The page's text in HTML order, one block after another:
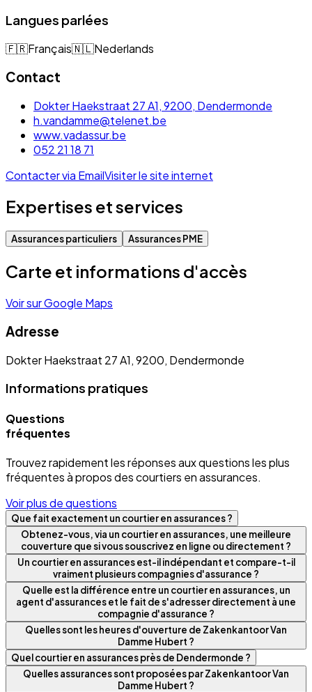
Langues parlées
🇫🇷Français🇳🇱Nederlands
Contact
Dokter Haekstraat 27 A1, 9200, Dendermonde
h.vandamme@telenet.be
www.vadassur.be
052 21 18 71
Contacter via EmailVisiter le site internet
Expertises et services
Assurances particuliers Assurances PME
Carte et informations d'accès
Voir sur Google Maps
Adresse
Dokter Haekstraat 27 A1, 9200, Dendermonde
Informations pratiques
Questions
fréquentes
Trouvez rapidement les réponses aux questions les plus
fréquentes à propos des courtiers en assurances.
Voir plus de questions
Que fait exactement un courtier en assurances ?
Obtenez-vous, via un courtier en assurances, une meilleure
couverture que si vous souscrivez en ligne ou directement ?
Un courtier en assurances est-il indépendant et compare-t-il
vraiment plusieurs compagnies d'assurance ?
Quelle est la différence entre un courtier en assurances, un
agent d'assurances et le fait de s'adresser directement à une
compagnie d'assurance ?
Quelles sont les heures d'ouverture de Zakenkantoor Van
Damme Hubert ?
Quel courtier en assurances près de Dendermonde ?
Quelles assurances sont proposées par Zakenkantoor Van
Damme Hubert ?